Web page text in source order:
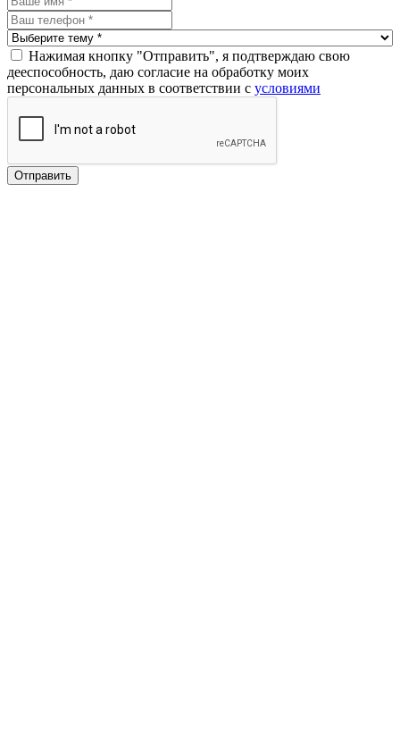
Нажимая кнопку "Отправить", я подтверждаю свою
дееспособность, даю согласие на обработку моих
персональных данных в соответствии с условиями